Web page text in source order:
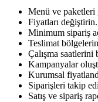
Menü ve paketleri
Fiyatları değiştirin.
Minimum sipariş
Teslimat
Çalışma saatlerini
Kampanyalar
Kurumsal
Siparişleri takip
Satış ve sipariş